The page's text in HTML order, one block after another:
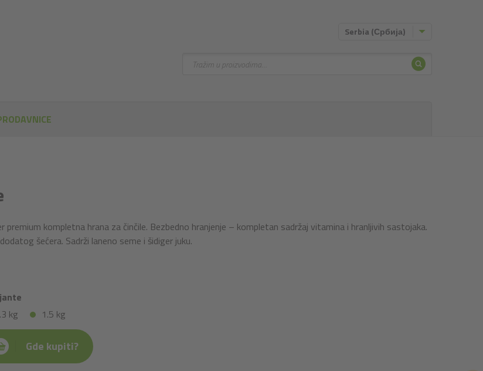
premium kompletna hrana za činčile. Bezbedno hranjenje – kompletan sadržaj vitamina i hranljivih sastojaka.
šećera. Sadrži laneno seme i šidiger juku.
kg
1.5 kg
Gde kupiti?
Serbia (Србија)
Pretraživanje